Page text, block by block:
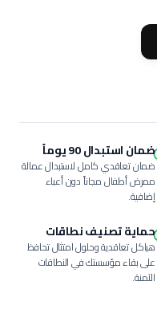
ضمان استبدال 90 يوماً
ضمان تعاقدي كامل لاستبدال عمالة
ممرض أطفالمجاناً دون أعباء
إضافية.
حماية تصنيف نطاقات
هياكل تعاقدية وحلول امتثال تحافظ
على بقاء مؤسستك في النطاقات
الآمنة.